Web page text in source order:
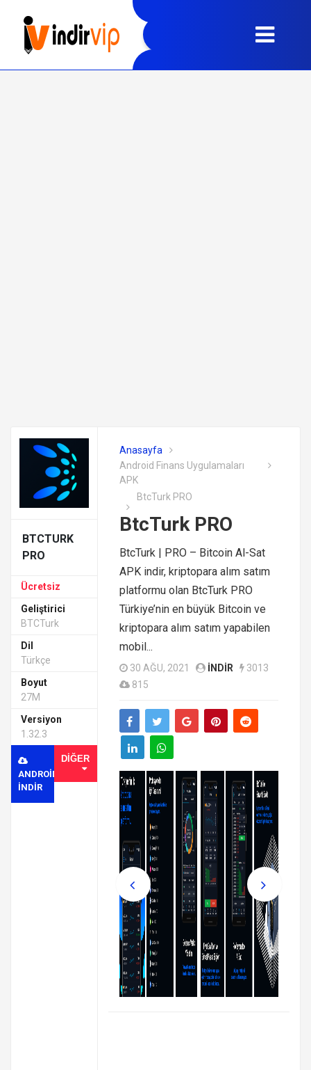
BTCTURK
PRO
Ücretsiz
Geliştirici
BTCTurk
Dil
Türkçe
Boyut
27M
Versiyon
1.32.3
ANDROID
INDIR
DIĞER
Anasayfa
Android Finans Uygulamaları
APK
BtcTurk PRO
BtcTurk PRO
BtcTurk | PRO – Bitcoin Al-Sat
APK indir, kriptopara alım satım
platformu olan BtcTurk PRO
Türkiye’nin en büyük Bitcoin ve
kriptopara alım satım yapabilen
mobil...
30 AĞU, 2021 INDIR
3013
815